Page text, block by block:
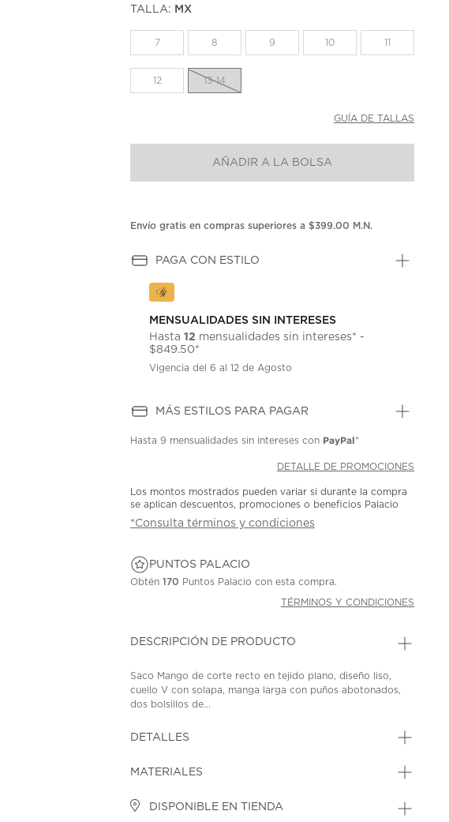
misma
TALLA: MX
7 8 9 10 11
12 13-14
GUÍA DE TALLAS
AÑADIR A LA BOLSA
Envío gratis en compras superiores a $399.00 M.N.
PAGA CON ESTILO
MENSUALIDADES SIN INTERESES
Hasta12 mensualidades sin intereses* -
$849.50*
Vigencia del 6 al 12 de Agosto
MÁS ESTILOS PARA PAGAR
Hasta9 mensualidades sin intereses con PayPal*
DETALLE DE PROMOCIONES
Los montos mostrados pueden variar si durante la compra
se aplican descuentos, promociones o beneficios Palacio
*Consulta términos y condiciones
PUNTOS PALACIO
Obtén170 Puntos Palacio con esta compra.
TÉRMINOS Y CONDICIONES
DESCRIPCIÓN DE PRODUCTO
Saco Mango de corte recto en tejido plano, diseño liso,
cuello V con solapa, manga larga con puños abotonados,
dos bolsillos de...
DETALLES
MATERIALES
DISPONIBLE EN TIENDA